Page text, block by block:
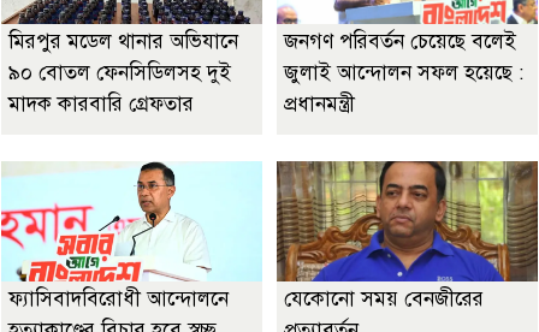
মিরপুর মডেল থানার অভিযানে
৯০ বোতল ফেনসিডিলসহ দুই
মাদক কারবারি গ্রেফতার
জনগণ পরিবর্তন চেয়েছে বলেই
জুলাই আন্দোলন সফল হয়েছে :
প্রধানমন্ত্রী
ফ্যাসিবাদবিরোধী আন্দোলনে
যেকোনো সময় বেনজীরের